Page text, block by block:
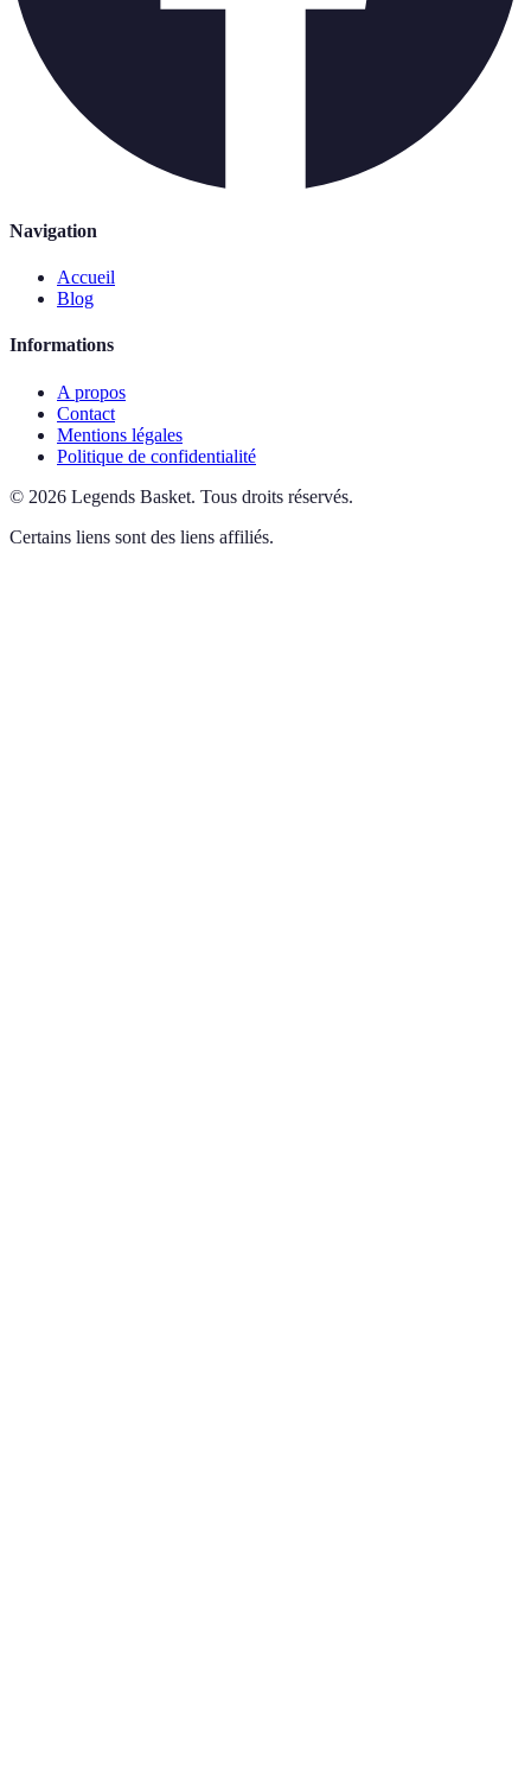
Navigation
Accueil
Blog
Informations
A propos
Contact
Mentions légales
Politique de confidentialité
© 2026 Legends Basket. Tous droits réservés.
Certains liens sont des liens affiliés.